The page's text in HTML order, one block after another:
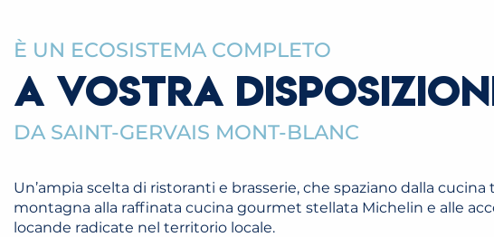
È UN ECOSISTEMA COMPLETO
A VOSTRA
DA SAINT-GERVAIS MONT-BLANC
Un’ampia scelta di ristoranti e brasserie, che spaziano dalla cucina
montagna alla raffinata cucina gourmet stellata Michelin e alle
locande radicate nel territorio locale.